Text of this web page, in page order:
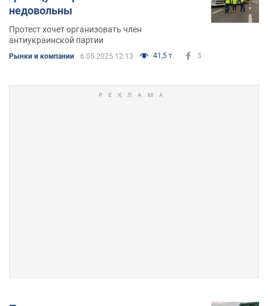
недовольны
Протест хочет организовать член
антиукраинской партии
Рынки и компании 6.05.2025 12:13 41,5 т. 5